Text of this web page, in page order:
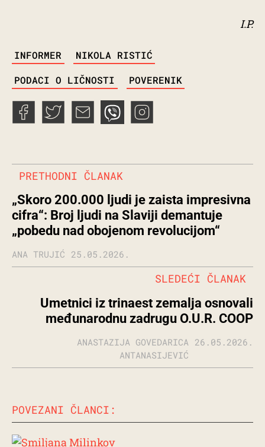
I.P.
INFORMER NIKOLA RISTIĆ
PODACI O LIČNOSTI POVERENIK
PRETHODNI ČLANAK
„Skoro 200.000 ljudi je zaista impresivna
cifra“: Broj ljudi na Slaviji demantuje
„pobedu nad obojenom revolucijom“
ANA TRUJIĆ 25.05.2026.
Umetnici iz trinaest zemalja osnovali
međunarodnu zadrugu O.U.R. COOP
SLEDEĆI ČLANAK
ANASTAZIJA GOVEDARICA
ANTANASIJEVIĆ
26.05.2026.
POVEZANI ČLANCI: